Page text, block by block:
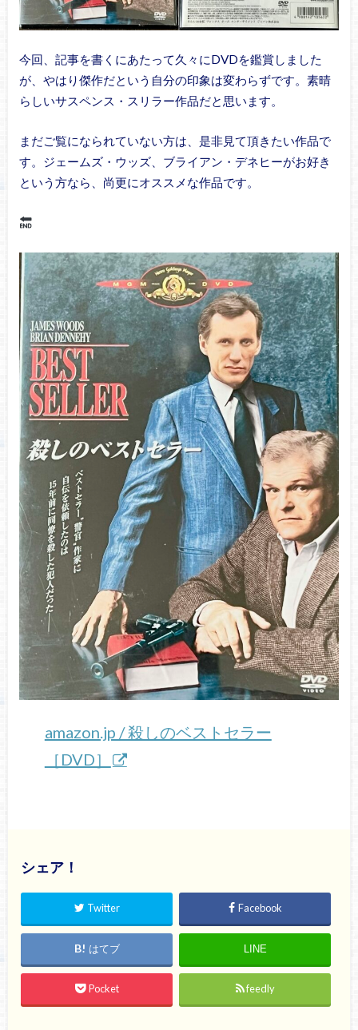
今回、記事を書くにあたって久々にDVDを鑑賞しました
が、やはり傑作だという自分の印象は変わらずです。素晴
らしいサスペンス・スリラー作品だと思います。
まだご覧になられていない方は、是非見て頂きたい作品で
す。ジェームズ・ウッズ、ブライアン・デネヒーがお好き
という方なら、尚更にオススメな作品です。
amazon.jp / 殺しのベストセラー
［DVD］
シェア！
Twitter Facebook
はてブ LINE
Pocket feedly